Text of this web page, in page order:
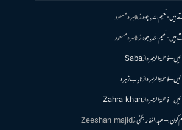
نعیم اللہ باجوہازطاہرہ مسعود
نعیم اللہ باجوہازطاہرہ مسعود
– فاطمۃالزہرہازSaba
– فاطمۃالزہرہازنایاب زہرہ
– فاطمۃالزہرہازZahra khan
– عبدالغفار بگٹیازZeeshan majid